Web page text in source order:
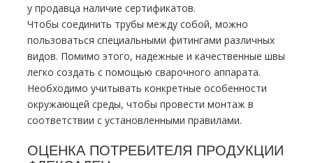
у продавца наличие сертификатов.
Чтобы соединить трубы между собой, можно
пользоваться специальными фитингами различных
видов. Помимо этого, надежные и качественные швы
легко создать с помощью сварочного аппарата.
Необходимо учитывать конкретные особенности
окружающей среды, чтобы провести монтаж в
соответствии с установленными правилами.
ОЦЕНКА ПОТРЕБИТЕЛЯ ПРОДУКЦИИ